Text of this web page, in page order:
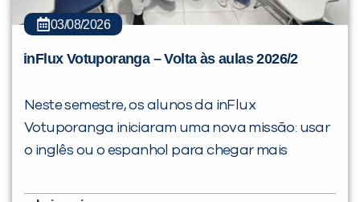
03/08/2026
inFlux Votuporanga – Volta às aulas 2026/2
Neste semestre, os alunos da inFlux
Votuporanga iniciaram uma nova missão: usar
o inglês ou o espanhol para chegar mais